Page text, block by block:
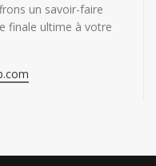
un savoir-faire
finale ultime à votre